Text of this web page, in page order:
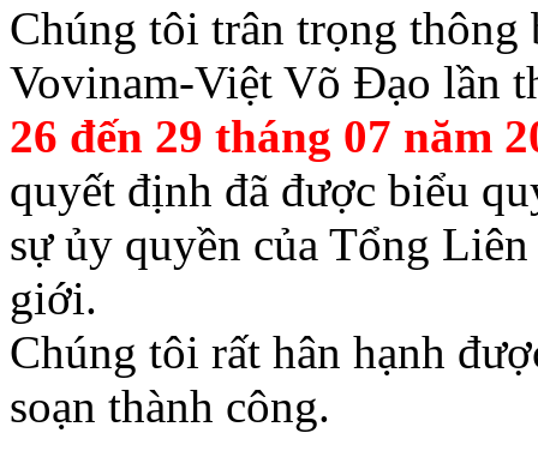
Chúng tôi trân trọng
Vovinam-Việt Võ Đạo lần
26 đến 29 tháng 07 năm
quyết định đã được biểu
sự ủy quyền của Tổng
giới.
Chúng tôi rất hân hạnh
soạn thành công.